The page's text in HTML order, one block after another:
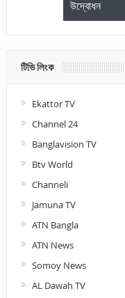
উদ্বোধন
টিভি লিংক
Ekattor TV
Channel 24
Banglavision TV
Btv World
Channeli
Jamuna TV
ATN Bangla
ATN News
Somoy News
AL Dawah TV